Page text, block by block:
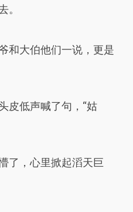
。
和大伯他们一说，更是
皮低声喊了句，“姑
了，心里掀起滔天巨